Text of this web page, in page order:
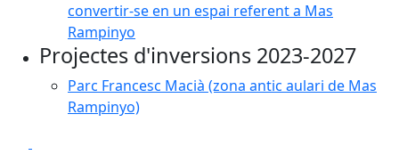
convertir-se en un espai referent a Mas
Rampinyo
Projectes d'inversions 2023-2027
Parc Francesc Macià (zona antic aulari de Mas
Rampinyo)